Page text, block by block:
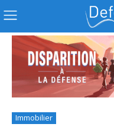
Immobilier